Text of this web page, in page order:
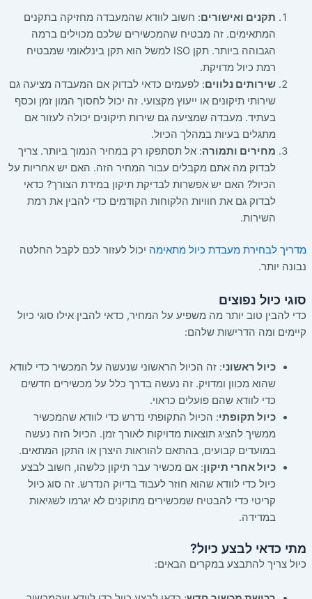
תקנים ואישורים: חשוב לוודא שהמעבדה מחזיקה בתקנים
המתאימים. זה מבטיח שהמכשירים שלכם מכוילים ברמה
הגבוהה ביותר. תקן ISO למשל הוא תקן בינלאומי שמבטיח
רמת כיול מדויקת.
שירותים נלווים: לפעמים כדאי לבדוק אם המעבדה מציעה גם
שירותי תיקונים או ייעוץ מקצועי. זה יכול לחסוך המון זמן וכסף
בעתיד. מעבדה שמציעה גם שירות תיקונים יכולה לעזור אם
מתגלים בעיות במהלך הכיול.
מחירים ותמורה: אל תסתפקו רק במחיר הנמוך ביותר. צריך
לבדוק מה אתם מקבלים עבור המחיר הזה. האם יש אחריות על
הכיול? האם יש אפשרות לבדיקת תיקון במידת הצורך? כדאי
לבדוק גם את חוויות הלקוחות הקודמים כדי להבין את רמת
השירות.
מדריך לבחירת מעבדת כיול מתאימה יכול לעזור לכם לקבל החלטה
נבונה יותר.
סוגי כיול נפוצים
כדי להבין טוב יותר מה משפיע על המחיר, כדאי להבין אילו סוגי כיול
קיימים ומה הדרישות שלהם:
כיול ראשוני: זה הכיול הראשוני שנעשה על המכשיר כדי לוודא
שהוא מכוון ומדויק. זה נעשה בדרך כלל על מכשירים חדשים
כדי לוודא שהם פועלים כראוי.
כיול תקופתי: הכיול התקופתי נדרש כדי לוודא שהמכשיר
ממשיך להציג תוצאות מדויקות לאורך זמן. הכיול הזה נעשה
במועדים קבועים, בהתאם להוראות היצרן או התקן המתאים.
כיול אחרי תיקון: אם מכשיר עבר תיקון כלשהו, חשוב לבצע
כיול כדי לוודא שהוא חוזר לעבוד בדיוק הנדרש. זה סוג כיול
קריטי כדי להבטיח שמכשירים מתוקנים לא יגרמו לשגיאות
במדידה.
מתי כדאי לבצע כיול?
כיול צריך להתבצע במקרים הבאים: